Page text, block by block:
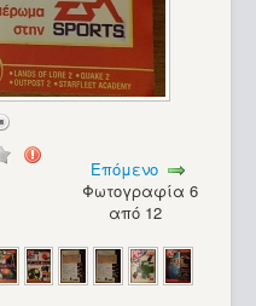
Επόμενο
Φωτογραφία 6
από 12